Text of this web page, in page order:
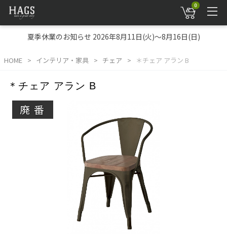
0
夏季休業のお知らせ 2026年8月11日(火)～8月16日(日)
HOME インテリア・家具 チェア ＊チェア アラン B
＊チェア アラン B
廃番